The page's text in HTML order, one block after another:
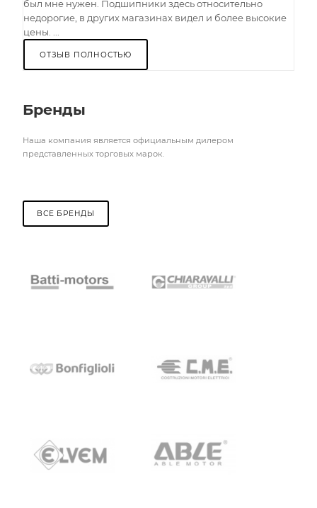
был мне нужен. Подшипники здесь относительно
недорогие, в других магазинах видел и более высокие
цены. ...
ОТЗЫВ ПОЛНОСТЬЮ
Бренды
Наша компания является официальным дилером
представленных торговых марок.
ВСЕ БРЕНДЫ